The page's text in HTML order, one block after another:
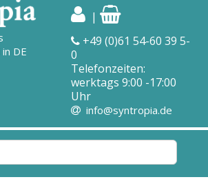
DE
|
+49 (0)61 54-60 39 5-
0
Telefonzeiten:
werktags 9:00 -17:00
Uhr
info@syntropia.de